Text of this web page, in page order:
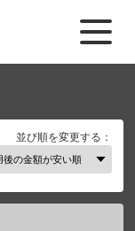
並び順を変更する：